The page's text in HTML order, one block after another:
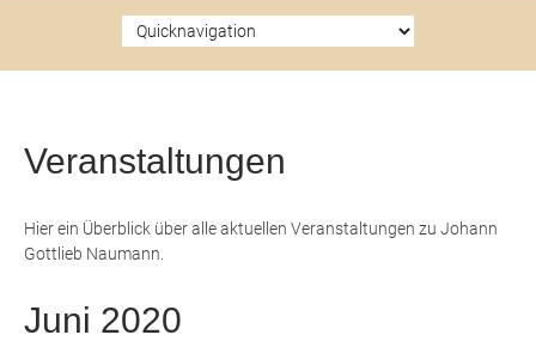
Veranstaltungen
Hier ein Überblick über alle aktuellen Veranstaltungen zu Johann
Gottlieb Naumann.
Juni 2020